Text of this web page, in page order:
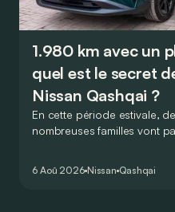
1.980 km avec un
quel est le secret
Nissan Qashqai ?
En cette période estivale, de
nombreuses familles vont
Qashqai e-Power, il serait
6 Aoû 2026 Nissan Qashqai